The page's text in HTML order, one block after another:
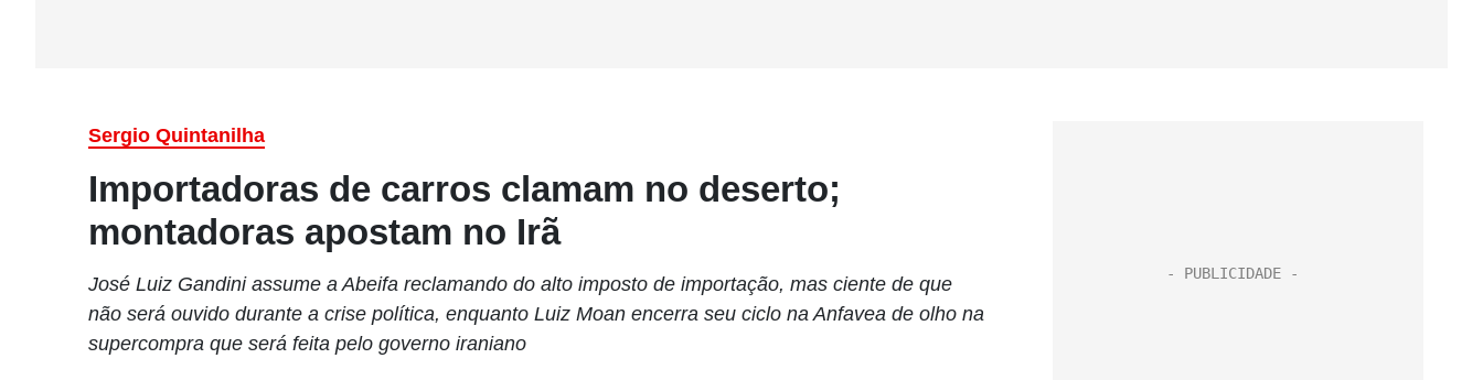
Sergio Quintanilha
Importadoras de carros clamam no deserto;
montadoras apostam no Irã
José Luiz Gandini assume a Abeifa reclamando do alto imposto de importação, mas ciente de que
não será ouvido durante a crise política, enquanto Luiz Moan encerra seu ciclo na Anfavea de olho na
supercompra que será feita pelo governo iraniano